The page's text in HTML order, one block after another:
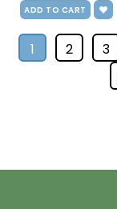
ADD TO CART
1 2 3